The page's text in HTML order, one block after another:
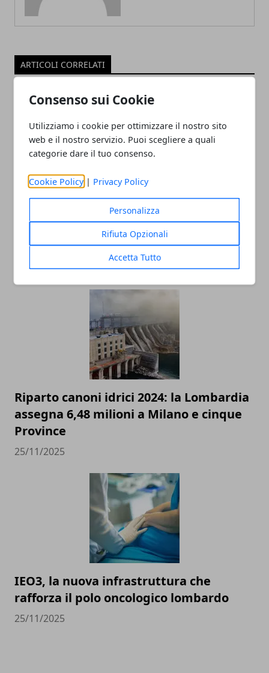
Consenso sui Cookie
Utilizziamo i cookie per ottimizzare il nostro sito
web e il nostro servizio. Puoi scegliere a quali
categorie dare il tuo consenso.
Cookie Policy | Privacy Policy
Personalizza
Rifiuta Opzionali
Accetta Tutto
ARTICOLI CORRELATI
Come misurare la febbre senza
termometro: ascoltare il corpo,
riconoscere i segnali e valutare con
precisione
09/01/2026
Riparto canoni idrici 2024: la Lombardia
assegna 6,48 milioni a Milano e cinque
Province
25/11/2025
IEO3, la nuova infrastruttura che
rafforza il polo oncologico lombardo
25/11/2025